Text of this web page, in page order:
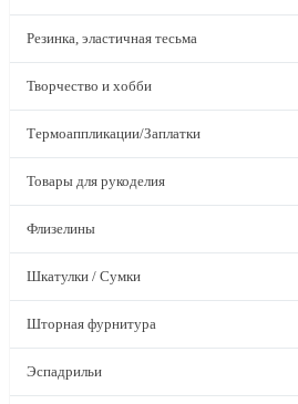
Резинка, эластичная тесьма
Творчество и хобби
Термоаппликации/Заплатки
Товары для рукоделия
Флизелины
Шкатулки / Сумки
Шторная фурнитура
Эспадрильи